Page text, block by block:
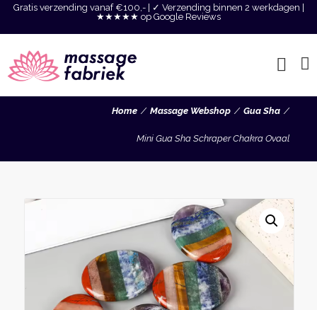
Gratis verzending vanaf €100,- | ✓ Verzending binnen 2 werkdagen |
★★★★★ op Google Reviews
Home Massage Webshop Gua Sha
Mini Gua Sha Schraper Chakra Ovaal